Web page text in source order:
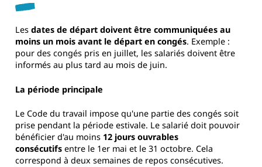
Les dates de départ doivent être communiquées au
moins un mois avant le départ en congés. Exemple :
pour des congés pris en juillet, les salariés doivent être
informés au plus tard au mois de juin.
La période principale
Le Code du travail impose qu'une partie des congés soit
prise pendant la période estivale. Le salarié doit pouvoir
bénéficier d'au moins 12 jours ouvrables
consécutifs entre le 1er mai et le 31 octobre. Cela
correspond à deux semaines de repos consécutives.